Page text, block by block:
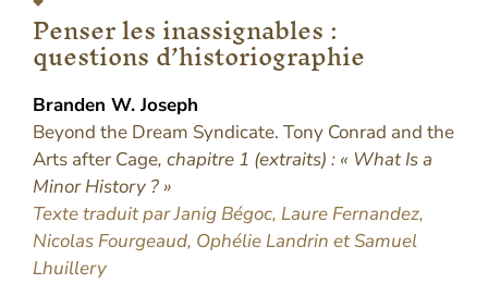
Penser les inassignables :
questions d’historiographie
Branden W. Joseph
Beyond the Dream Syndicate. Tony Conrad and the
Arts after Cage, chapitre 1 (extraits) : « What Is a
Minor History ? »
Texte traduit par Janig Bégoc, Laure Fernandez,
Nicolas Fourgeaud, Ophélie Landrin et Samuel
Lhuillery